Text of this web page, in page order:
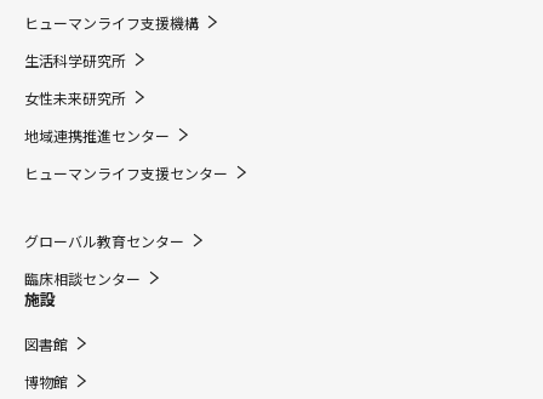
ヒューマンライフ支援機構
生活科学研究所
女性未来研究所
地域連携推進センター
ヒューマンライフ支援センター
グローバル教育センター
臨床相談センター
施設
図書館
博物館